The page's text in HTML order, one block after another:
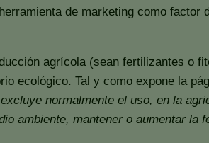
de marketing como factor
agrícola (sean fertilizantes o
ecológico. Tal y como expone la
normalmente el uso, en la
ambiente, mantener o aumentar la